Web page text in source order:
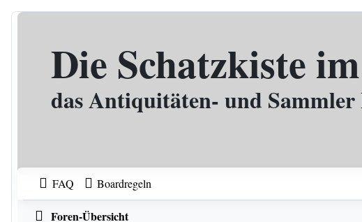
Zum Inhalt
Die Schatzkiste
das Antiquitäten- und
FAQ Boardregeln
Foren-Übersicht